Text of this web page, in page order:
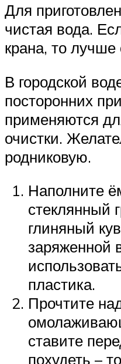
Для
чистая вода.
крана, то лучше
В городской
посторонних
применяются
очистки.
родниковую.
Наполните
стеклянный
глиняный
заряженной
пластика.
Прочтите
ставите
похудеть –